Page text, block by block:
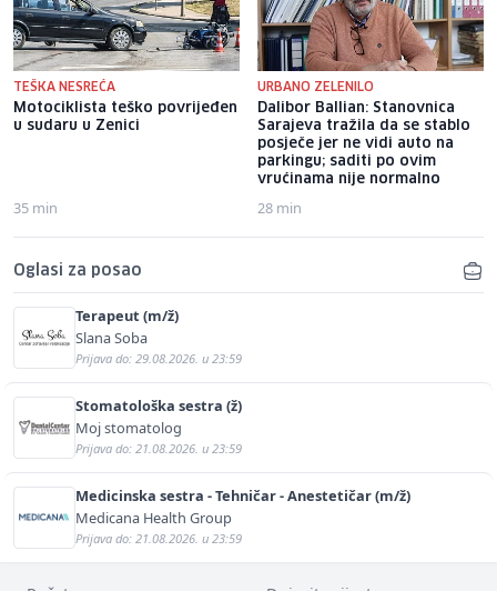
TEŠKA NESREĆA
Motociklista teško povrijeđen
u sudaru u Zenici
35 min
URBANO ZELENILO
Dalibor Ballian: Stanovnica
Sarajeva tražila da se stablo
posječe jer ne vidi auto na
parkingu; saditi po ovim
vrućinama nije normalno
28 min
Oglasi za posao
Terapeut (m/ž)
Slana Soba
Prijava do: 29.08.2026. u 23:59
Stomatološka sestra (ž)
Moj stomatolog
Prijava do: 21.08.2026. u 23:59
Medicinska sestra - Tehničar - Anestetičar (m/ž)
Medicana Health Group
Prijava do: 21.08.2026. u 23:59